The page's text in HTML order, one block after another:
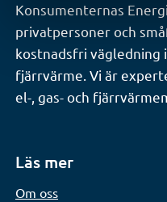
Konsumenternas
privatpersoner och
kostnadsfri vägledning
fjärrvärme. Vi är
el-, gas- och
Läs mer
Om oss